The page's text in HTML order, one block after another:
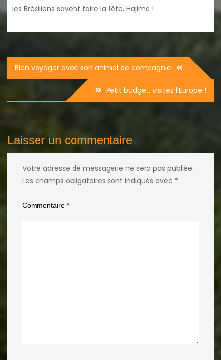
les Brésiliens savent faire la fête. Hajime !
Navigation
de
Bien voyager avec son animal de compagnie
Petit budget, visitez l’Europe !
Laisser un commentaire
Votre adresse de messagerie ne sera pas publiée.
Les champs obligatoires sont indiqués avec *
Commentaire *